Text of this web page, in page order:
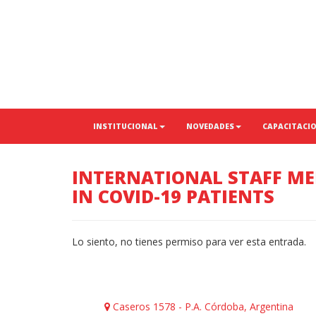
INSTITUCIONAL NOVEDADES
INTERNATIONAL STAFF
IN COVID-19 PATIENTS
Lo siento, no tienes permiso para ver esta entrada.
Caseros 1578 - P.A. Córdoba, Argentina